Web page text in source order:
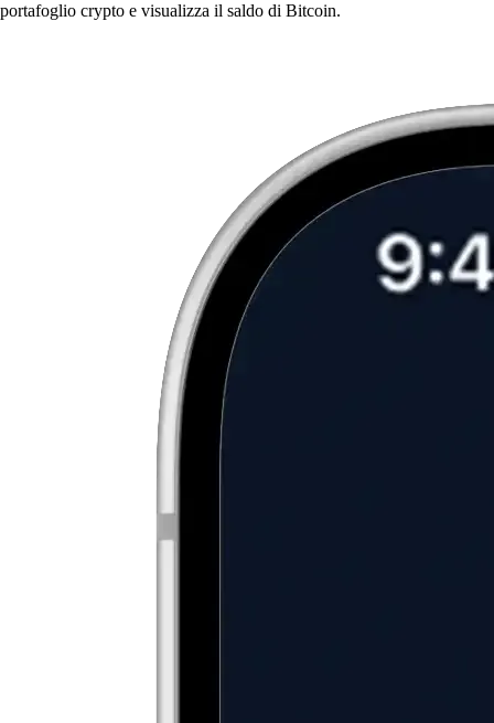
portafoglio crypto e visualizza il saldo di Bitcoin.